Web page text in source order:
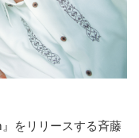
をリリースする斉藤